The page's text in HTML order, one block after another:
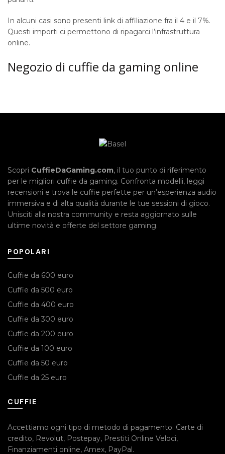
In alcuni casi sono presenti link di affiliazione fra il 4 e il 7%.
Questi importi ci permettono di ripagarci l’infrastruttura
online.
Negozio di cuffie da gaming online
Scopri CuffieDaGaming.com, il tuo punto di riferimento
per le migliori cuffie da gaming. Confronta modelli, leggi
recensioni e trova le cuffie perfette per un’esperienza audio
immersiva e di alta qualità durante le tue sessioni di gioco.
Unisciti alla nostra community e resta aggiornato sulle
ultime novità e offerte del settore gaming.
POPOLARI
Cuffie da 600 euro
Cuffie da 500 euro
Cuffie da 400 euro
Cuffie da 300 euro
Cuffie da 200 euro
Cuffie da 100 euro
Cuffie da 50 euro
Cuffie da 25 euro
CUFFIE
Accettiamo ogni tipo di metodo di pagamento. Carte di
credito, Revolut, Postepay, Prestiti Online Veloci,
Finanziamenti online, Amex, PayPal.